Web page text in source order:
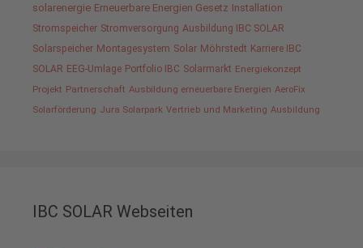
solarenergie Erneuerbare Energien Gesetz Installation
Stromspeicher Stromversorgung Ausbildung IBC SOLAR
Solarspeicher Montagesystem Solar Möhrstedt Karriere IBC
SOLAR EEG-Umlage Portfolio IBC Solarmarkt Energiekonzept
Projekt Partnerschaft Ausbildung erneuerbare Energien AeroFix
Solarförderung Jura Solarpark Vertrieb und Marketing Ausbildung
IBC SOLAR Webseiten